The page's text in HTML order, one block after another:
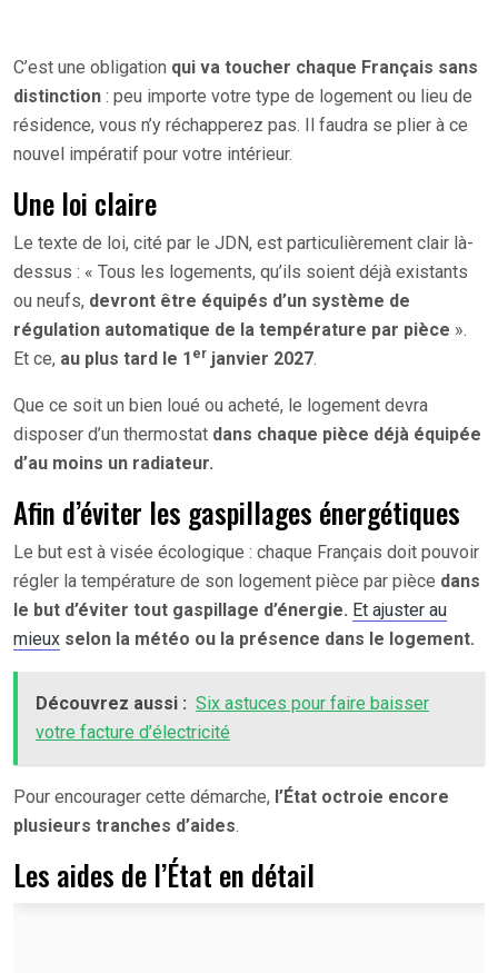
C’est une obligation qui va toucher chaque Français sans
distinction : peu importe votre type de logement ou lieu de
résidence, vous n’y réchapperez pas. Il faudra se plier à ce
nouvel impératif pour votre intérieur.
Une loi claire
Le texte de loi, cité par le JDN, est particulièrement clair là-
dessus : « Tous les logements, qu’ils soient déjà existants
ou neufs, devront être équipés d’un système de
régulation automatique de la température par pièce ».
Et ce, au plus tard le 1 er janvier 2027.
Que ce soit un bien loué ou acheté, le logement devra
disposer d’un thermostat dans chaque pièce déjà équipée
d’au moins un radiateur.
Afin d’éviter les gaspillages énergétiques
Le but est à visée écologique : chaque Français doit pouvoir
régler la température de son logement pièce par pièce dans
le but d’éviter tout gaspillage d’énergie. Et ajuster au
mieux selon la météo ou la présence dans le logement.
Découvrez aussi : Six astuces pour faire baisser
votre facture d’électricité
Pour encourager cette démarche, l’État octroie encore
plusieurs tranches d’aides.
Les aides de l’État en détail